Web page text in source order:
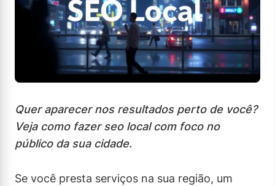
Quer aparecer nos resultados perto de você?
Veja como fazer seo local com foco no
público da sua cidade.
Se você presta serviços na sua região, um